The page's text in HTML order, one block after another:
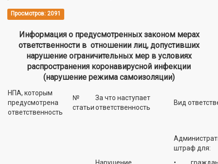
Просмотров: 2091
Информация о предусмотренных законом мерах
ответственности в отношении лиц, допустивших
нарушение ограничительных мер в условиях
распространения коронавирусной инфекции
(нарушение режима самоизоляции)
НПА, которым
предусмотрена
ответственность
№
статьи
За что наступает
ответственность
Вид
Нарушение
штраф для:
• граждан